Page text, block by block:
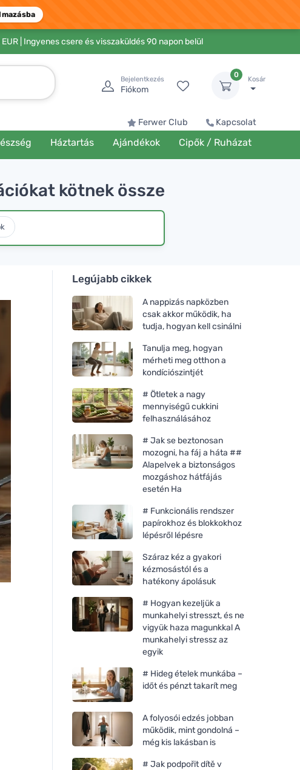
| Ingyenes csere és visszaküldés 90 napon belül
Bejelentkezés
Fiókom
0
Kosár
Ferwer Club Kapcsolat
Háztartás Ajándékok Cipők / Ruházat
kötnek össze
Legújabb cikkek
A nappizás napközben
csak akkor működik, ha
tudja, hogyan kell csinálni
Tanulja meg, hogyan
mérheti meg otthon a
kondíciószintjét
# Ötletek a nagy
mennyiségű cukkini
felhasználásához
# Jak se beztonosan
mozogni, ha fáj a háta ##
Alapelvek a biztonságos
mozgáshoz hátfájás
esetén Ha
# Funkcionális rendszer
papírokhoz és blokkokhoz
lépésről lépésre
Száraz kéz a gyakori
kézmosástól és a
hatékony ápolásuk
# Hogyan kezeljük a
munkahelyi stresszt, és ne
vigyük haza magunkkal A
munkahelyi stressz az
egyik
# Hideg ételek munkába –
időt és pénzt takarít meg
A folyosói edzés jobban
működik, mint gondolná –
még kis lakásban is
# Jak podpořit dítě v